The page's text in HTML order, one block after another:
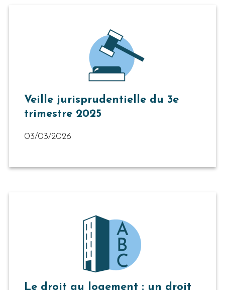
Veille jurisprudentielle du 3e
trimestre 2025
03/03/2026
Le droit au logement : un droit